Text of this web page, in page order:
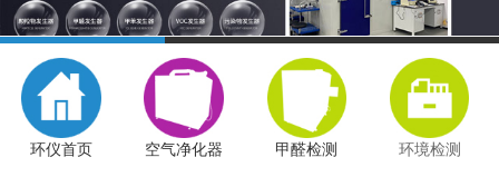
环仪首页 空气净化器 甲醛检测 环境检测